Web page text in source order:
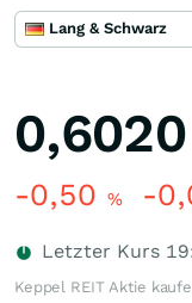
Lang & Schwarz
0,6020
-0,50 % -
Letzter Kurs
Keppel REIT Aktie